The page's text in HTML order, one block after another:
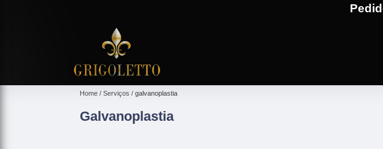
Home Serviços galvanoplastia
Galvanoplastia